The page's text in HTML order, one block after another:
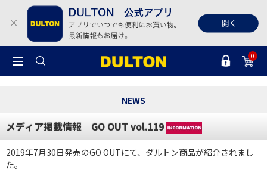
0
NEWS
メディア掲載情報 GO OUT vol.119
2019年7月30日発売のGO OUTにて、ダルトン商品が紹介されまし
た。